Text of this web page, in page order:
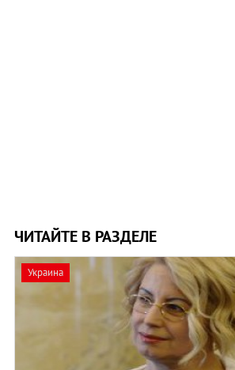
ЧИТАЙТЕ В РАЗДЕЛЕ
Украина